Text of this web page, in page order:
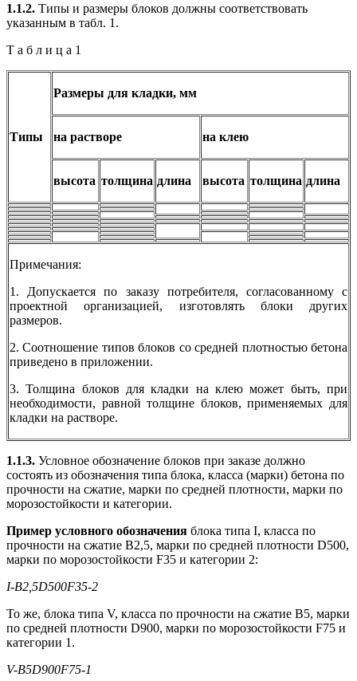
1.1.2. Типы и размеры блоков должны соответствовать
указанным в табл. 1.
Т а б л и ц а 1
Типы
Размеры для кладки, мм
на растворе на клею
высота толщина длина высота толщина длина
Примечания:
1. Допускается по заказу потребителя, согласованному с
проектной организацией, изготовлять блоки других
размеров.
2. Соотношение типов блоков со средней плотностью бетона
приведено в приложении.
3. Толщина блоков для кладки на клею может быть, при
необходимости, равной толщине блоков, применяемых для
кладки на растворе.
1.1.3. Условное обозначение блоков при заказе должно
состоять из обозначения типа блока, класса (марки) бетона по
прочности на сжатие, марки по средней плотности, марки по
морозостойкости и категории.
Пример условного обозначения блока типа I, класса по
прочности на сжатие В2,5, марки по средней плотности D500,
марки по морозостойкости F35 и категории 2:
I-В2,5D500F35-2
То же, блока типа V, класса по прочности на сжатие В5, марки
по средней плотности D900, марки по морозостойкости F75 и
категории 1.
V-B5D900F75-1